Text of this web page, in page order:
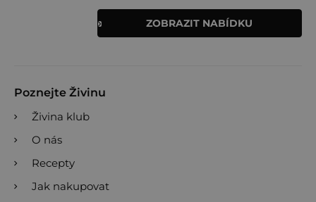
ZOBRAZIT NABÍDKU
Poznejte Živinu
Živina klub
O nás
Recepty
Jak nakupovat